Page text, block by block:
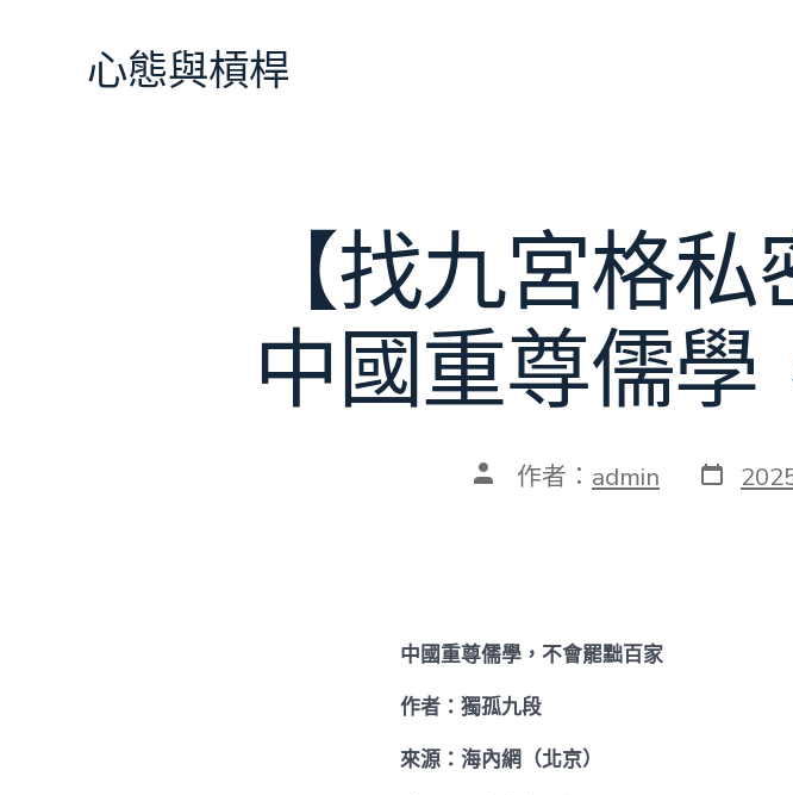
心態與槓桿
【找九宮格
中國重尊儒
文 作者： admin 發
表
中國重尊儒學，不會罷黜百家
作者：獨孤九段
來源：海內網（北京）